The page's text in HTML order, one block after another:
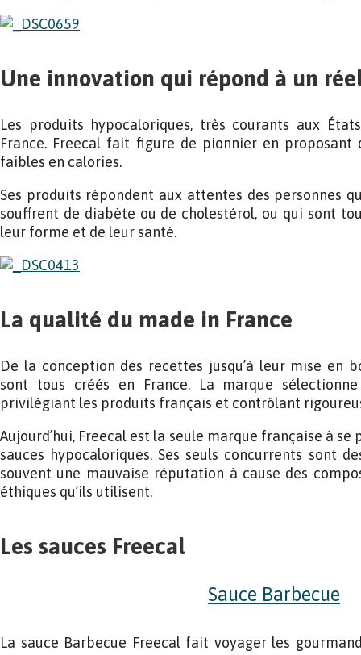
Une innovation qui répond à un
Les produits hypocaloriques, très courants aux
France. Freecal fait figure de pionnier en proposant
faibles en calories.
Ses produits répondent aux attentes des personnes
souffrent de diabète ou de cholestérol, ou qui sont
leur forme et de leur santé.
La qualité du made in France
De la conception des recettes jusqu’à leur mise en
sont tous créés en France. La marque
privilégiant les produits français et contrôlant
Aujourd’hui, Freecal est la seule marque française à
sauces hypocaloriques. Ses seuls concurrents sont
souvent une mauvaise réputation à cause des
éthiques qu’ils utilisent.
Les sauces Freecal
Sauce Barbecue
La sauce Barbecue Freecal fait voyager les